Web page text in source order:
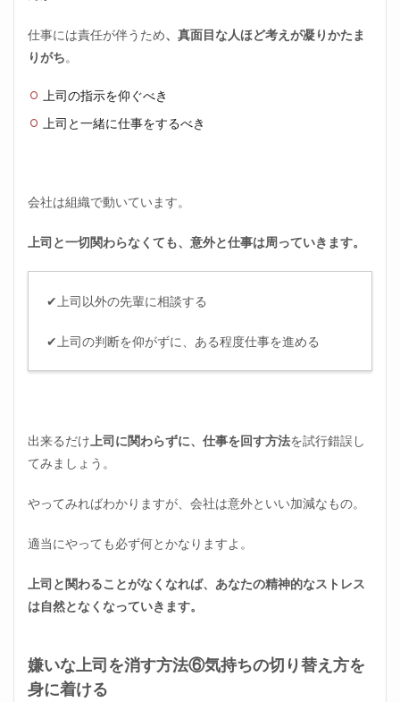
仕事には責任が伴うため、真面目な人ほど考えが凝りかたま
りがち。
上司の指示を仰ぐべき
上司と一緒に仕事をするべき
会社は組織で動いています。
上司と一切関わらなくても、意外と仕事は周っていきます。
✔上司以外の先輩に相談する
✔上司の判断を仰がずに、ある程度仕事を進める
出来るだけ 上司に関わらずに、仕事を回す方法を試行錯誤し
てみましょう。
やってみればわかりますが、会社は意外といい加減なもの。
適当にやっても必ず何とかなりますよ。
上司と関わることがなくなれば、あなたの精神的なストレス
は自然となくなっていきます。
嫌いな上司を消す方法⑥気持ちの切り替え方を
身に着ける